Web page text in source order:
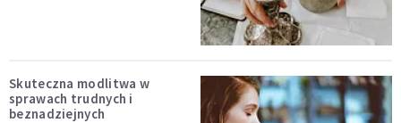
Skuteczna modlitwa w
sprawach trudnych i
beznadziejnych